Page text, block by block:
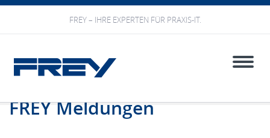
FREY – IHRE EXPERTEN FÜR PRAXIS-IT.
Toggle
FREY Meldungen